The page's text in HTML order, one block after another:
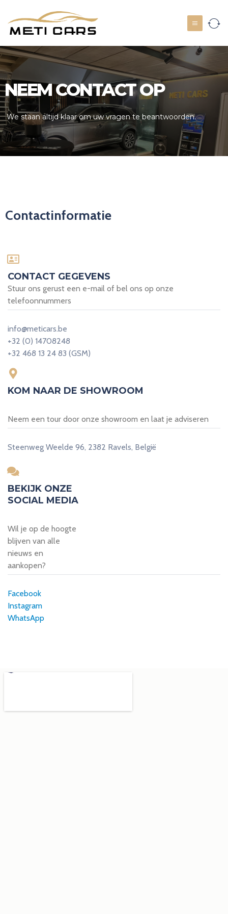
NEEM CONTACT OP
We staan altijd klaar om uw vragen te beantwoorden.
Contactinformatie
CONTACT GEGEVENS
Stuur ons gerust een e-mail of bel ons op onze
telefoonnummers
info@meticars.be
+32 (0) 14708248
+32 468 13 24 83 (GSM)
KOM NAAR DE SHOWROOM
Neem een tour door onze showroom en laat je adviseren
Steenweg Weelde 96, 2382 Ravels, België
BEKIJK ONZE
SOCIAL MEDIA
Wil je op de hoogte
blijven van alle
nieuws en
aankopen?
Facebook
Instagram
WhatsApp